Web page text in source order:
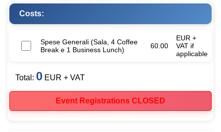
Costs:
Spese Generali (Sala, 4 Coffee
Break e 1 Business Lunch)
60.00
EUR +
VAT if
applicable
Total: 0 EUR + VAT
Event Registrations CLOSED